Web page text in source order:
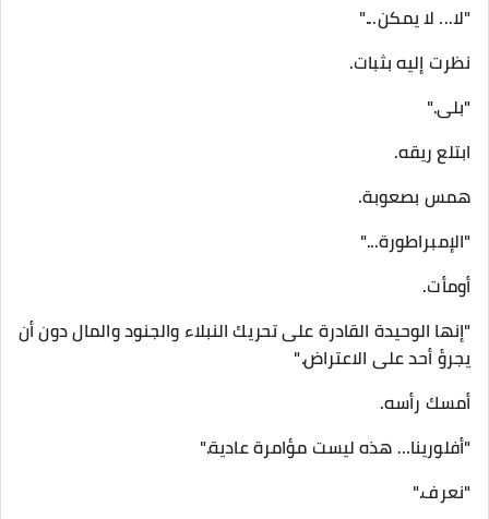
"لا... لا يمكن..."
نظرت إليه بثبات.
"بلى."
ابتلع ريقه.
همس بصعوبة.
"الإمبراطورة..."
أومأت.
"إنها الوحيدة القادرة على تحريك النبلاء والجنود والمال دون أن
يجرؤ أحد على الاعتراض."
أمسك رأسه.
"أفلورينا... هذه ليست مؤامرة عادية."
"نعرف."